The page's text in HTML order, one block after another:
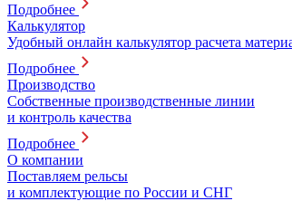
Подробнее
Калькулятор
Удобный онлайн калькулятор расчета
Подробнее
Производство
Собственные производственные линии
и контроль качества
Подробнее
О компании
Поставляем рельсы
и комплектующие по России и СНГ